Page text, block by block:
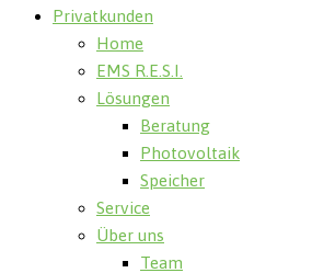
Privatkunden
Home
EMS R.E.S.I.
Lösungen
Beratung
Photovoltaik
Speicher
Service
Über uns
Team